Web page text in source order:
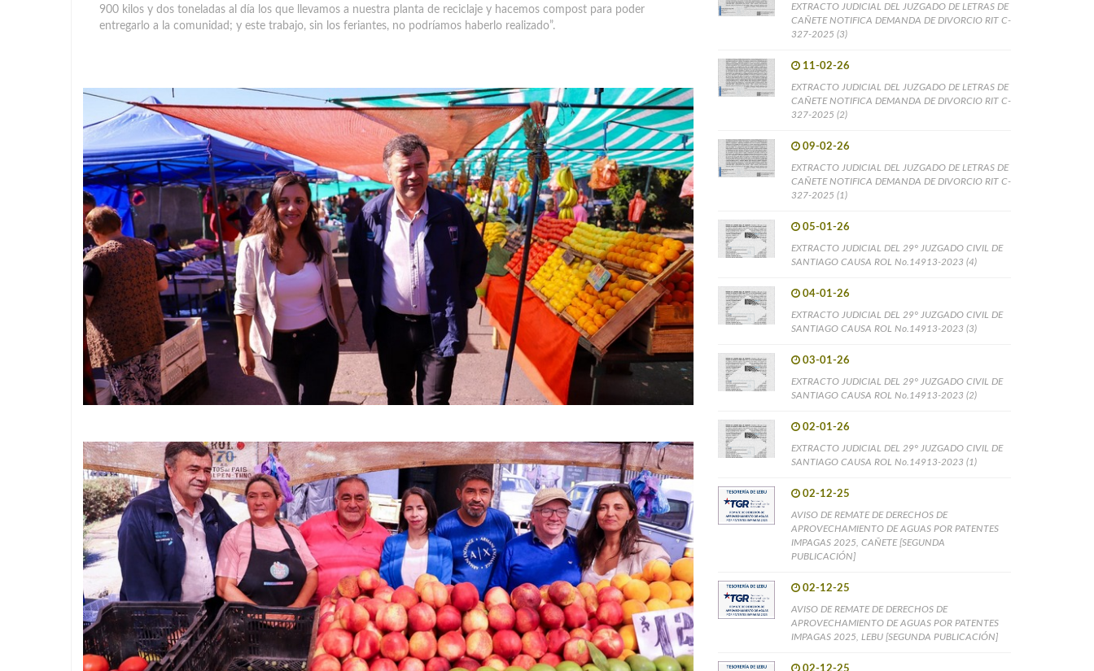
900 kilos y dos toneladas al día los que llevamos a nuestra planta de reciclaje y hacemos compost para poder
entregarlo a la comunidad; y este trabajo, sin los feriantes, no podríamos haberlo realizado”.
EXTRACTO JUDICIAL DEL JUZGADO DE LETRAS DE
CAÑETE NOTIFICA DEMANDA DE DIVORCIO RIT C-
327-2025 (3)
11-02-26
EXTRACTO JUDICIAL DEL JUZGADO DE LETRAS DE
CAÑETE NOTIFICA DEMANDA DE DIVORCIO RIT C-
327-2025 (2)
09-02-26
EXTRACTO JUDICIAL DEL JUZGADO DE LETRAS DE
CAÑETE NOTIFICA DEMANDA DE DIVORCIO RIT C-
327-2025 (1)
05-01-26
EXTRACTO JUDICIAL DEL 29° JUZGADO CIVIL DE
SANTIAGO CAUSA ROL No.14913-2023 (4)
04-01-26
EXTRACTO JUDICIAL DEL 29° JUZGADO CIVIL DE
SANTIAGO CAUSA ROL No.14913-2023 (3)
03-01-26
EXTRACTO JUDICIAL DEL 29° JUZGADO CIVIL DE
SANTIAGO CAUSA ROL No.14913-2023 (2)
02-01-26
EXTRACTO JUDICIAL DEL 29° JUZGADO CIVIL DE
SANTIAGO CAUSA ROL No.14913-2023 (1)
02-12-25
AVISO DE REMATE DE DERECHOS DE
APROVECHAMIENTO DE AGUAS POR PATENTES
IMPAGAS 2025, CAÑETE [SEGUNDA
PUBLICACIÓN]
02-12-25
AVISO DE REMATE DE DERECHOS DE
APROVECHAMIENTO DE AGUAS POR PATENTES
IMPAGAS 2025, LEBU [SEGUNDA PUBLICACIÓN]